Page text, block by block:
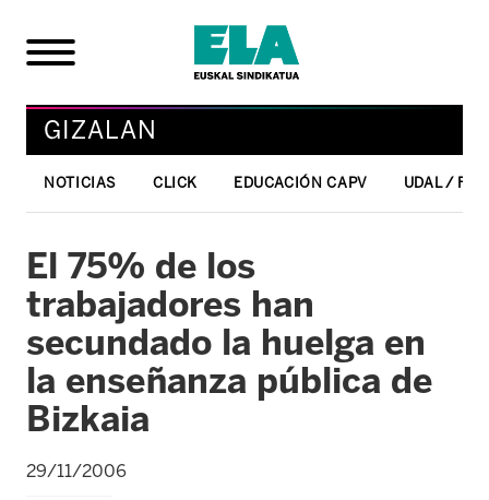
GIZALAN
NOTICIAS CLICK EDUCACIÓN CAPV UDAL /
El 75% de los
trabajadores han
secundado la huelga en
la enseñanza pública de
Bizkaia
29/11/2006